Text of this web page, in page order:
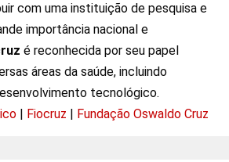
com uma instituição de pesquisa e
importância nacional e
é reconhecida por seu papel
áreas da saúde, incluindo
tecnológico.
Fiocruz Fundação Oswaldo Cruz